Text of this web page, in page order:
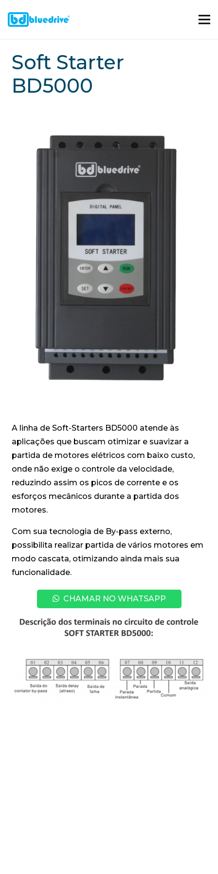
Soft Starter
BD5000
A linha de Soft-Starters BD5000 atende às
aplicações que buscam otimizar e suavizar a
partida de motores elétricos com baixo custo,
onde não exige o controle da velocidade,
reduzindo assim os picos de corrente e os
esforços mecânicos durante a partida dos
motores.
Com sua tecnologia de By-pass externo,
possibilita realizar partida de vários motores em
modo cascata, otimizando ainda mais sua
funcionalidade.
CHAMAR NO WHATSAPP